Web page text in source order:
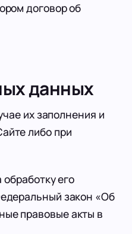
договор об
данных
их заполнения и
либо при
его
закон «Об
правовые акты в